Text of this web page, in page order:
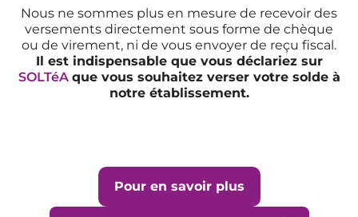
Nous ne sommes plus en mesure de recevoir des
versements directement sous forme de chèque
ou de virement, ni de vous envoyer de reçu fiscal.
Il est indispensable que vous déclariez sur
SOLTéA que vous souhaitez verser votre solde à
notre établissement.
Pour en savoir plus